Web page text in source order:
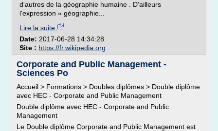
d'autres de la géographie humaine . D'ailleurs
l'expression « géographie...
Lire la suite
Date: 2017-06-28 14:34:28
Site : https://fr.wikipedia.org
Corporate and Public Management -
Sciences Po
Accueil > Formations > Doubles diplômes > Double diplôme
avec HEC - Corporate and Public Management
Double diplôme avec HEC - Corporate and Public
Management
Le Double diplôme Corporate and Public Management est